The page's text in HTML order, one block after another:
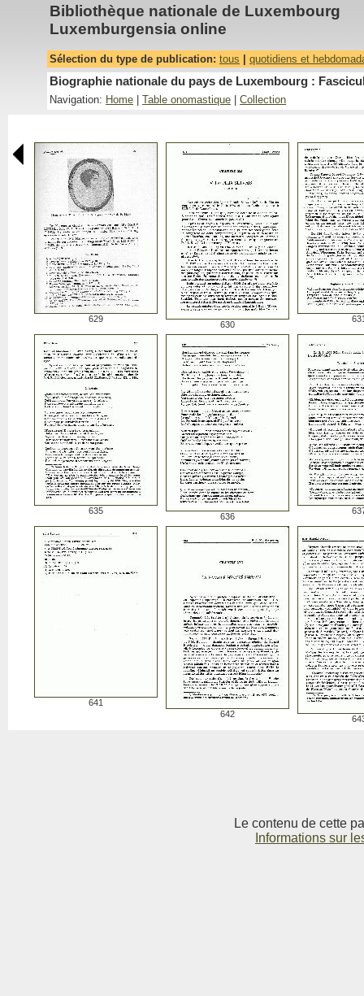
Bibliothèque nationale de Luxembourg
Luxemburgensia online
Sélection du type de publication: tous quotidiens et
Biographie nationale du pays de Luxembourg :
Navigation: Home Table onomastique Collection
629
630
635
636
641
642
Le contenu de cette
Informations sur